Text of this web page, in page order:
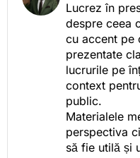
Lucrez în
despre ceea
cu accent pe
prezentate
lucrurile pe
context
public.
Materialele
perspectiva
să fie utilă și